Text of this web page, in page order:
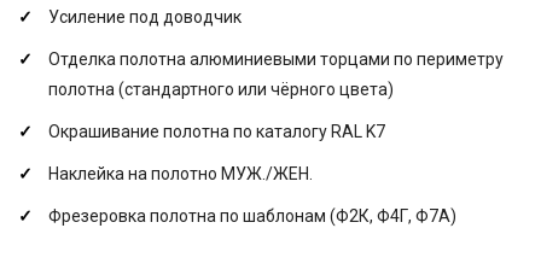
Усиление под доводчик
Отделка полотна алюминиевыми торцами по периметру
полотна (стандартного или чёрного цвета)
Окрашивание полотна по каталогу RAL K7
Наклейка на полотно МУЖ./ЖЕН.
Фрезеровка полотна по шаблонам (Ф2К, Ф4Г, Ф7А)